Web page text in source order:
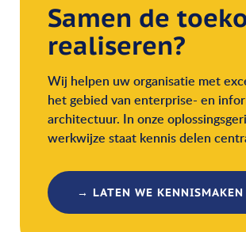
Samen de
realiseren?
Wij helpen uw organisatie met
het gebied van enterprise- en
architectuur. In onze
werkwijze staat kennis delen
→ LATEN WE KENNISMAKEN